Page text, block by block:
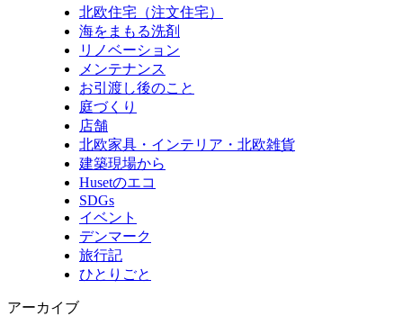
北欧住宅（注文住宅）
海をまもる洗剤
リノベーション
メンテナンス
お引渡し後のこと
庭づくり
店舗
北欧家具・インテリア・北欧雑貨
建築現場から
Husetのエコ
SDGs
イベント
デンマーク
旅行記
ひとりごと
アーカイブ